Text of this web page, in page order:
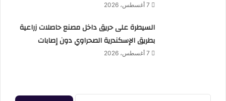
7 أغسطس، 2026
السيطرة على حريق داخل مصنع حاصلات زراعية
بطريق الإسكندرية الصحراوي دون إصابات
7 أغسطس، 2026